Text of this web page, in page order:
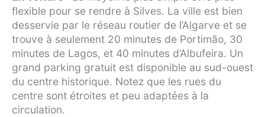
flexible pour se rendre à Silves. La ville est bien
desservie par le réseau routier de l’Algarve et se
trouve à seulement 20 minutes de Portimão, 30
minutes de Lagos, et 40 minutes d’Albufeira. Un
grand parking gratuit est disponible au sud-ouest
du centre historique. Notez que les rues du
centre sont étroites et peu adaptées à la
circulation.